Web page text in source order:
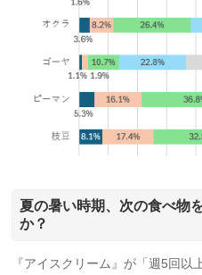
夏の暑い時期、次の食べ物
か？
『アイスクリーム』が「週5回以